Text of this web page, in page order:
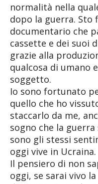
normalità nella
dopo la guerra.
documentario che
cassette e dei suoi
grazie alla
qualcosa di umano
soggetto.
Io sono fortunato
quello che ho
staccarlo da me,
sogno che la
sono gli stessi
oggi vive in Ucraina.
Il pensiero di non
oggi, se sarai vivo